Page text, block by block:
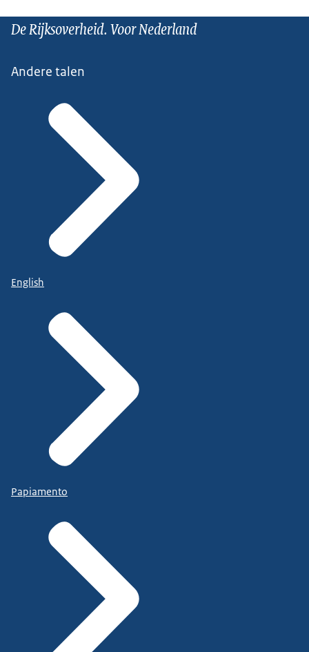
De Rijksoverheid. Voor Nederland
Andere talen
English
Papiamento